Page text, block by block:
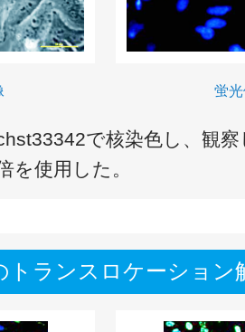
蛍
で核染色し、観察
を使用した。
トランスロケーション